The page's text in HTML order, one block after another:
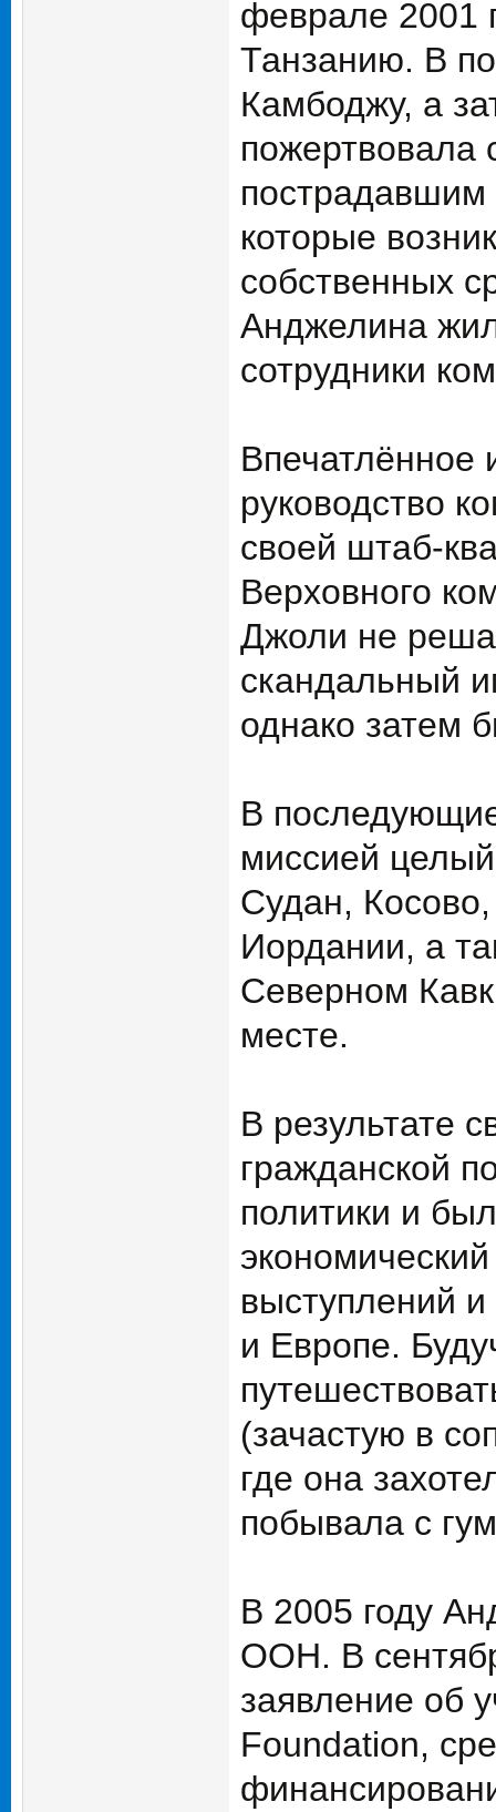
феврале 2001
Танзанию. В
Камбоджу, а
которые
собственных
Анджелина
сотрудники
Впечатлённое
руководство
своей штаб-
Верховного
Джоли не
скандальный
однако затем
В
миссией
Судан,
Иордании, а
Северном
месте.
В результате
гражданской
политики и
выступлений
и Европе.
(зачастую в
где она
побывала с
В 2005 году
ООН. В
заявление об
Foundation,